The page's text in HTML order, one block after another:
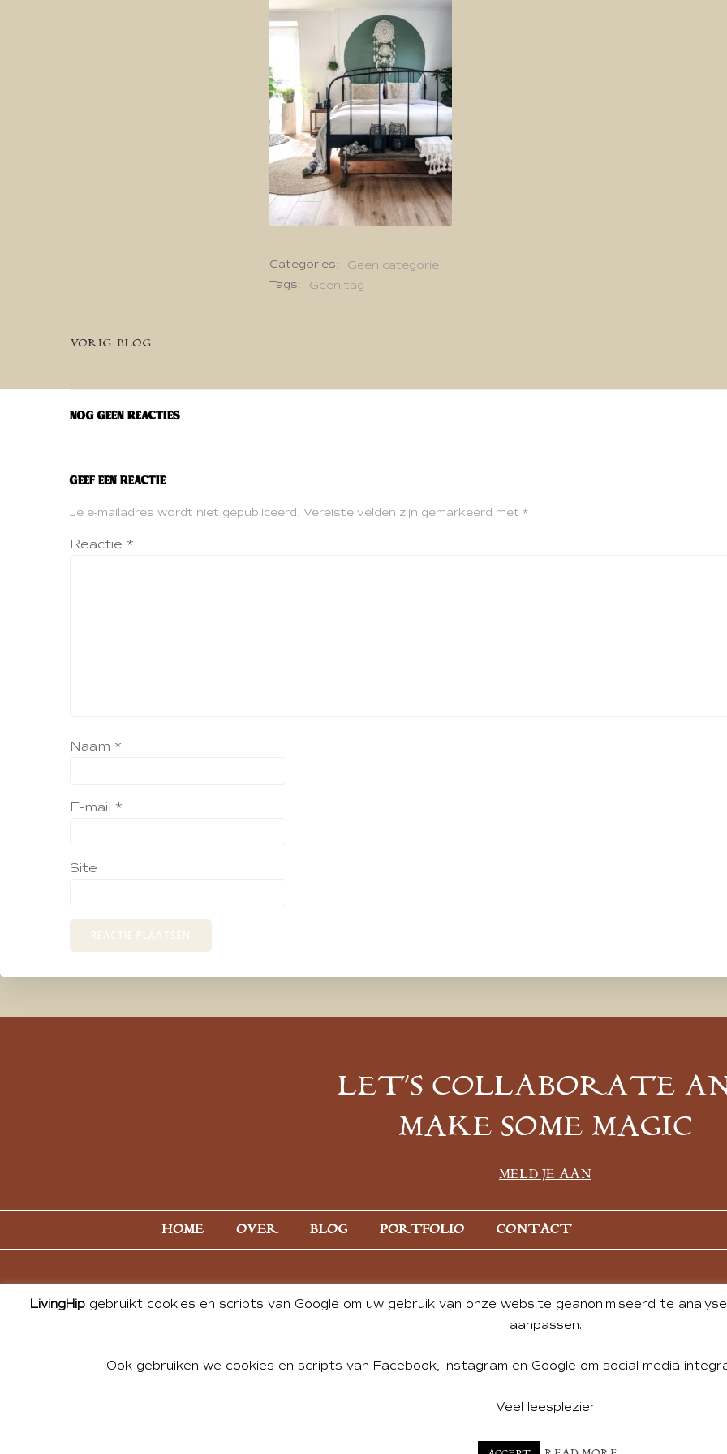
Categories:
Geen categorie
Tags:
Geen tag
Bericht
navigatie
VORIG BLOG
Nog geen reacties
Geef een reactie
Je e-mailadres wordt niet gepubliceerd. Vereiste velden zijn gemarkeerd met *
Reactie *
Naam *
E-mail *
Site
LET’S COLLABORATE
MAKE SOME MAGIC
MELD JE AAN
HOME OVER BLOG PORTFOLIO CONTACT
© 2026 ALL PHOTOS & CONTENT BY ANDREA DE GROOT. WEBSITE DESIGN BY
LivingHip gebruikt cookies en scripts van Google om uw gebruik van onze website geanonimiseerd te
aanpassen.
Ook gebruiken we cookies en scripts van Facebook, Instagram en Google om social media
Veel leesplezier